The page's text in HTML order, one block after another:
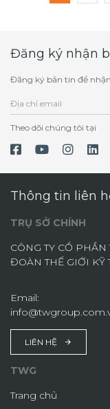
Đăng ký nhận
Đăng ký bản tin để
Theo dõi chúng tôi tại
Thông tin liên
TRỤ SỞ CHÍNH
CÔNG TY CỔ PHẦN
ĐOÀN THẾ GIỚI KỸ
Email:
LIÊN HỆ
TWG
Trang chủ